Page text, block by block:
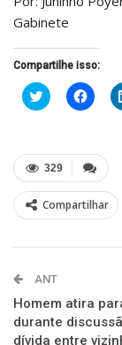
Gabinete
Compartilhe isso:
Clique
para
em
nova
janela)
Clique
para
em
nova
janela)
329
Compartilhar
ANT
Homem atira
durante
dívida entre